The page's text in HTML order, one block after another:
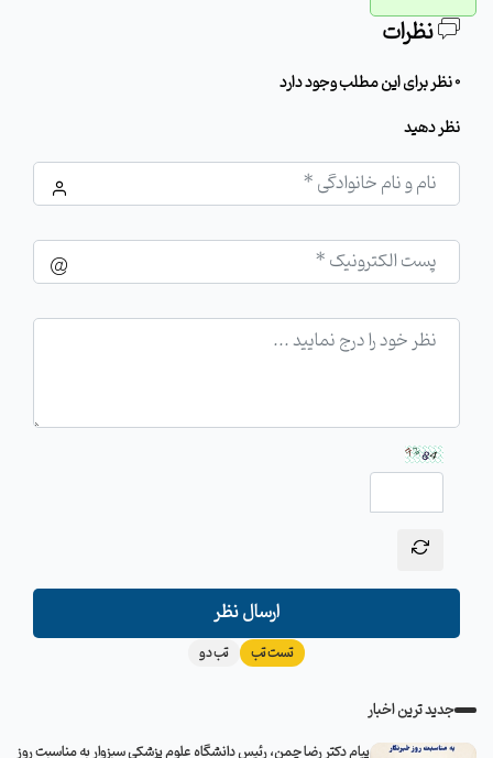
نظرات
0 نظر برای این مطلب وجود دارد
نظر دهید
ارسال نظر
تست تب تب دو
جدید ترین اخبار
پیام دکتر رضا چمن، رئیس دانشگاه علوم پزشکی سبزوار به مناسبت روز